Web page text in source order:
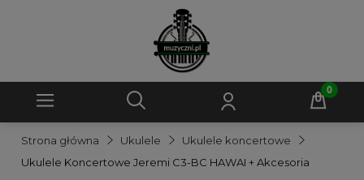
Strona główna Ukulele
Ukulele koncertowe
Ukulele Koncertowe Jeremi C3-BC HAWAI + Akcesoria